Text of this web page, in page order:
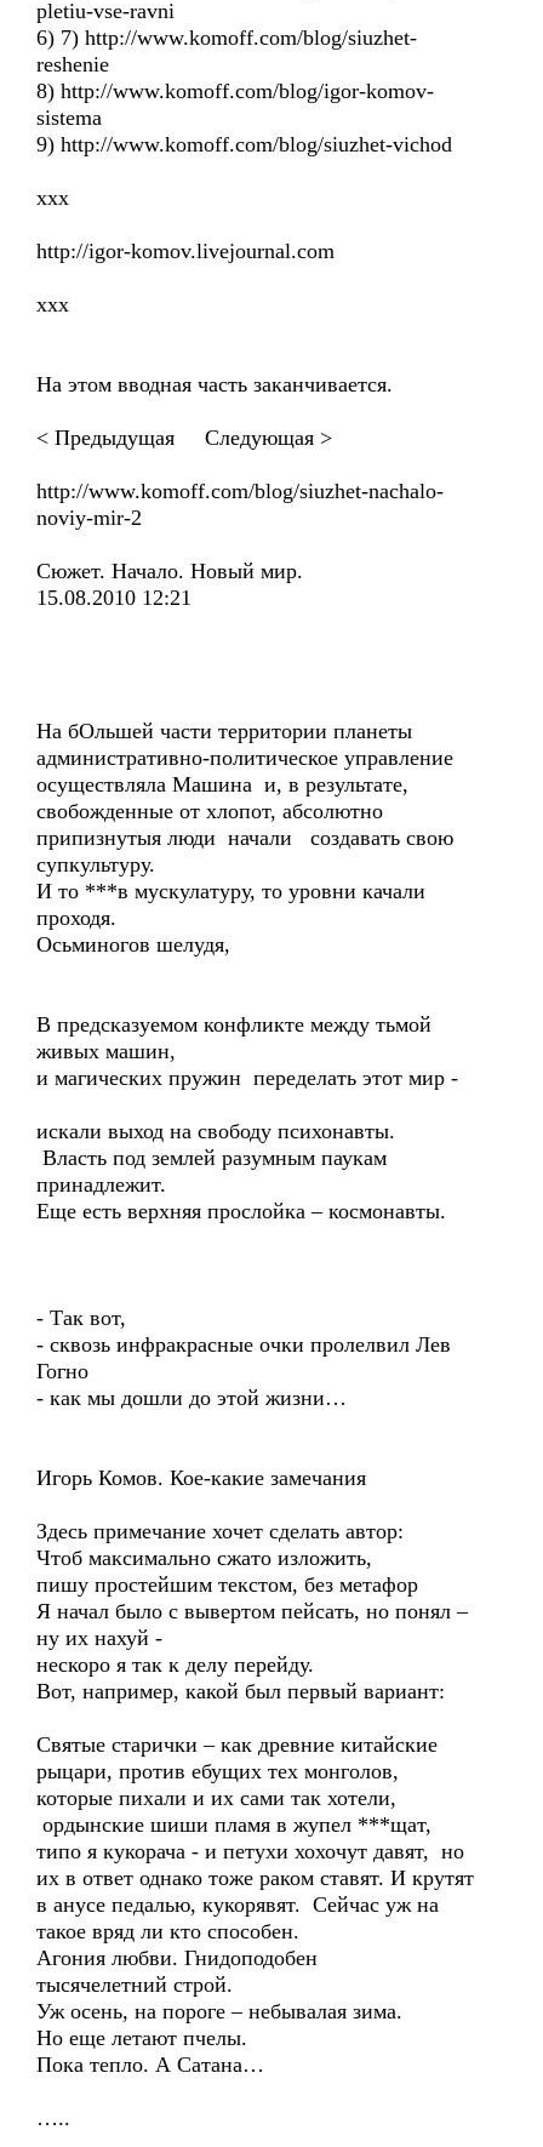
pletiu-vse-ravni
6) 7) http://www.komoff.com/blog/siuzhet-
reshenie
8) http://www.komoff.com/blog/igor-komov-
sistema
9) http://www.komoff.com/blog/siuzhet-vichod
ххх
http://igor-komov.livejournal.com
ххх
На этом вводная часть заканчивается.
< Предыдущая Следующая >
http://www.komoff.com/blog/siuzhet-nachalo-
noviy-mir-2
Сюжет. Начало. Новый мир.
15.08.2010 12:21
На бОльшей части территории планеты
административно-политическое управление
осуществляла Машина и, в результате,
свобожденные от хлопот, абсолютно
припизнутыя люди начали создавать свою
супкультуру.
И то ***в мускулатуру, то уровни качали
проходя.
Осьминогов шелудя,
В предсказуемом конфликте между тьмой
живых машин,
и магических пружин переделать этот мир -
искали выход на свободу психонавты.
Власть под землей разумным паукам
принадлежит.
Еще есть верхняя прослойка – космонавты.
- Так вот,
- сквозь инфракрасные очки пролелвил Лев
Гогно
- как мы дошли до этой жизни…
Игорь Комов. Кое-какие замечания
Здесь примечание хочет сделать автор:
Чтоб максимально сжато изложить,
пишу простейшим текстом, без метафор
Я начал было с вывертом пейсать, но понял –
ну их нахуй -
нескоро я так к делу перейду.
Вот, например, какой был первый вариант:
Святые старички – как древние китайские
рыцари, против ебущих тех монголов,
которые пихали и их сами так хотели,
ордынские шиши пламя в жупел ***щат,
типо я кукорача - и петухи хохочут давят, но
их в ответ однако тоже раком ставят. И крутят
в анусе педалью, кукорявят. Сейчас уж на
такое вряд ли кто способен.
Агония любви. Гнидоподобен
тысячелетний строй.
Уж осень, на пороге – небывалая зима.
Но еще летают пчелы.
Пока тепло. А Сатана…
…..